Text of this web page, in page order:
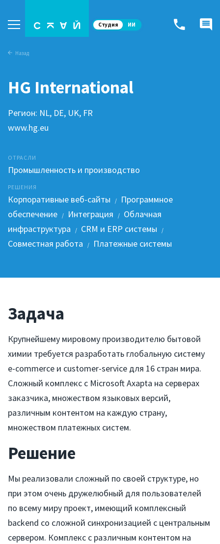
Студия ИИ
Назад
HG International
Регион: NL, DE, UK, FR
www.hg.eu
ОТРАСЛИ
Промышленность и производство
РЕШЕНИЯ
Корпоративные веб-сайты /
Программное
обеспечение
/ Интеграция /
Облачная
инфраструктура
/ CRM и ERP системы /
Совместная работа / Платежные системы
Задача
Крупнейшему мировому производителю бытовой
химии требуется разработать глобальную систему
e-commerce и customer-service для 16 стран мира.
Сложный комплекс с Microsoft Axapta на серверах
заказчика, множеством языковых версий,
различным контентом на каждую страну,
множеством платежных систем.
Решение
Мы реализовали сложный по своей структуре, но
при этом очень дружелюбный для пользователей
по всему миру проект, имеющий комплексный
backend со сложной синхронизацией с центральным
сервером. Комплекс с различным контентом на